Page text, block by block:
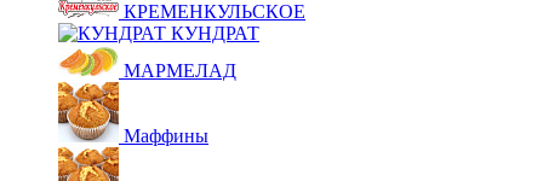
КРЕМЕНКУЛЬСКОЕ
КУНДРАТ
МАРМЕЛАД
Маффины